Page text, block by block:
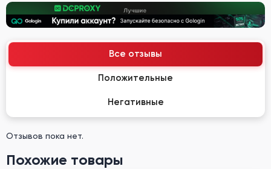
Все отзывы
Положительные
Негативные
Отзывов пока нет.
Похожие товары